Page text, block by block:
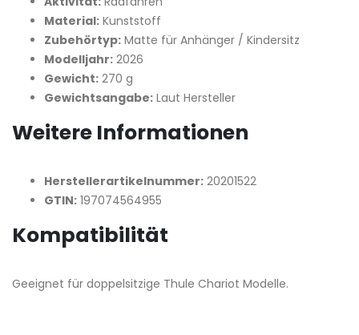
Material: Kunststoff
Zubehörtyp: Matte für Anhänger / Kindersitz
Modelljahr: 2026
Gewicht: 270 g
Gewichtsangabe: Laut Hersteller
Weitere Informationen
Herstellerartikelnummer: 20201522
GTIN: 197074564955
Kompatibilität
Geeignet für doppelsitzige Thule Chariot Modelle.